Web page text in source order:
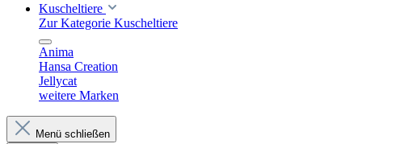
Kuscheltiere
Zur Kategorie Kuscheltiere
Anima
Hansa Creation
Jellycat
weitere Marken
Menü schließen